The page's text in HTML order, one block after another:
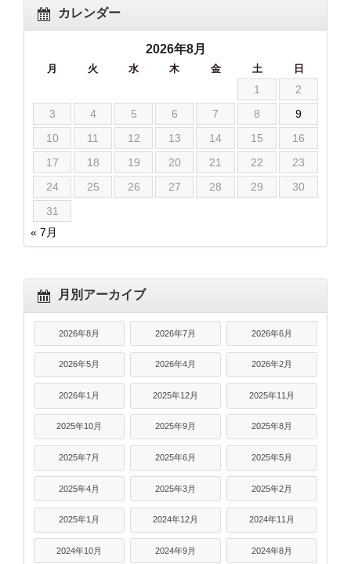
カレンダー
2026年8月
月 火 水 木 金 土 日
1
2
3
4 5 6 7 8
9
10
11 12 13 14 15
16
17
18 19 20 21 22
23
24
25 26 27 28 29
30
31
« 7月
月別アーカイブ
2026年8月 2026年7月 2026年6月
2026年5月 2026年4月 2026年2月
2026年1月 2025年12月 2025年11月
2025年10月 2025年9月 2025年8月
2025年7月 2025年6月 2025年5月
2025年4月 2025年3月 2025年2月
2025年1月 2024年12月 2024年11月
2024年10月 2024年9月 2024年8月